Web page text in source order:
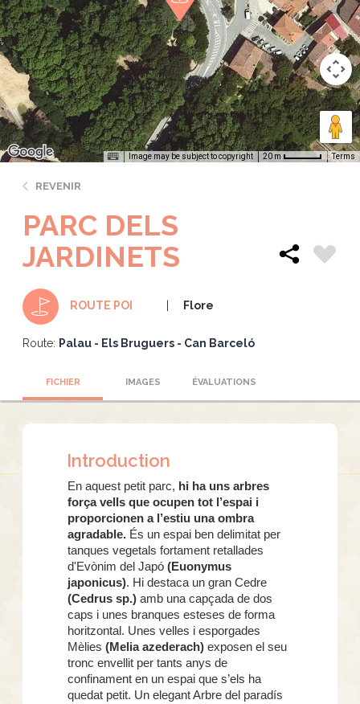
Image may be subject to copyright 20 m Terms
REVENIR
PARC DELS
JARDINETS
ROUTE POI Flore
Route: Palau - Els Bruguers - Can Barceló
FICHIER IMAGES ÉVALUATIONS
Introduction
En aquest petit parc, hi ha uns arbres
força vells que ocupen tot l’espai i
proporcionen a l’estiu una ombra
agradable. És un espai ben delimitat per
tanques vegetals fortament retallades
d'Evònim del Japó (Euonymus
japonicus). Hi destaca un gran Cedre
(Cedrus sp.) amb una capçada de dos
caps i unes branques esteses de forma
horitzontal. Unes velles i esporgades
Mèlies (Melia azederach) exposen el seu
tronc envellit per tants anys de
confinament en un espai que s’els ha
quedat petit. Un elegant Arbre del paradís